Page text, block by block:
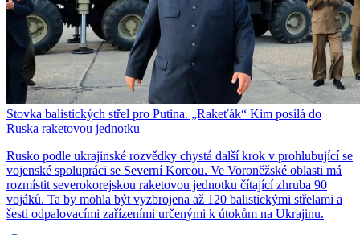
Stovka balistických střel pro Putina. „Rakeťák“ Kim posílá do
Ruska raketovou jednotku
Rusko podle ukrajinské rozvědky chystá další krok v prohlubující se
vojenské spolupráci se Severní Koreou. Ve Voroněžské oblasti má
rozmístit severokorejskou raketovou jednotku čítající zhruba 90
vojáků. Ta by mohla být vyzbrojena až 120 balistickými střelami a
šesti odpalovacími zařízeními určenými k útokům na Ukrajinu.